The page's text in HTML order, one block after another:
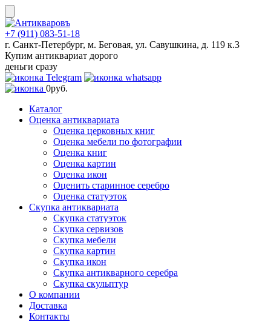
Skip
to
content
+7 (911) 083-51-18
г. Санкт-Петербург, м. Беговая, ул. Савушкина, д. 119 к.3
Купим антиквариат дорого
деньги сразу
0руб.
Каталог
Оценка антиквариата
Оценка церковных книг
Оценка мебели по фотографии
Оценка книг
Оценка картин
Оценка икон
Оценить старинное серебро
Оценка статуэток
Скупка антиквариата
Скупка статуэток
Скупка сервизов
Скупка мебели
Скупка картин
Скупка икон
Скупка антикварного серебра
Скупка скульптур
О компании
Доставка
Контакты